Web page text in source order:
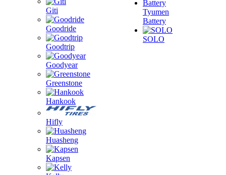
Giti
Goodride
Goodtrip
Goodyear
Greenstone
Hankook
Hifly
Huasheng
Kapsen
Tyumen
Battery
SOLO